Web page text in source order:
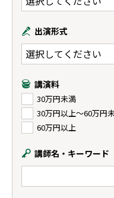
出演形式
講演料
30万円未満
30万円以上〜60万円
60万円以上
講師名・キーワード